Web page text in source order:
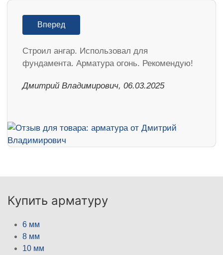
Вперед
Строил ангар. Использовал для
фундамента. Арматура огонь. Рекомендую!
Дмитрий Владимирович, 06.03.2025
Купить арматуру
6 мм
8 мм
10 мм